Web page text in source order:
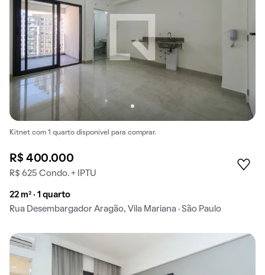
Kitnet com 1 quarto disponível para comprar.
R$ 400.000
R$ 625 Condo. + IPTU
22 m² · 1 quarto
Rua Desembargador Aragão, Vila Mariana · São Paulo